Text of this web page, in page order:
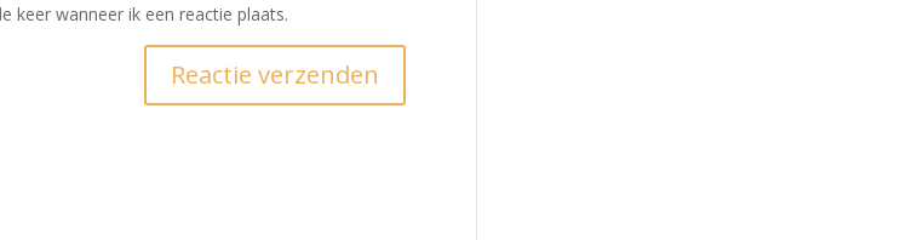
keer wanneer ik een reactie plaats.